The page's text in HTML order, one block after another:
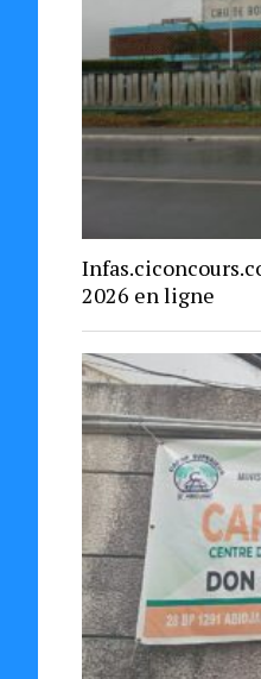
2026 en ligne